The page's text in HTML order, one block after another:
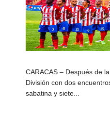
CARACAS – Después de
División con dos
sabatina y siete...